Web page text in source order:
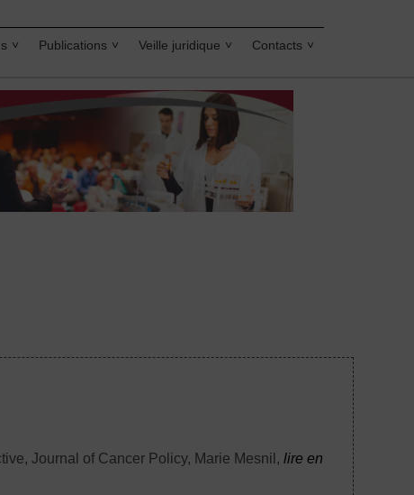
Publications Veille juridique Contacts
Journal of Cancer Policy, Marie Mesnil,lire en